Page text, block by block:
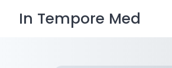
In Tempore Med